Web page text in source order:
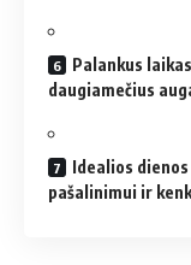
Palankus
daugiamečius
Idealios
pašalinimui ir